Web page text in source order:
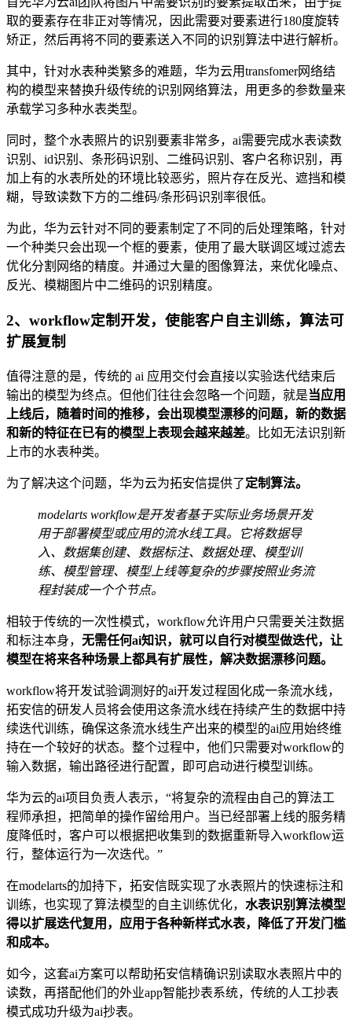
取的要素存在非正对等情况，因此需要对要素进行180度旋转
矫正，然后再将不同的要素送入不同的识别算法中进行解析。
其中，针对水表种类繁多的难题，华为云用transfomer网络结
构的模型来替换升级传统的识别网络算法，用更多的参数量来
承载学习多种水表类型。
同时，整个水表照片的识别要素非常多，ai需要完成水表读数
识别、id识别、条形码识别、二维码识别、客户名称识别，再
加上有的水表所处的环境比较恶劣，照片存在反光、遮挡和模
糊，导致读数下方的二维码/条形码识别率很低。
为此，华为云针对不同的要素制定了不同的后处理策略，针对
一个种类只会出现一个框的要素，使用了最大联调区域过滤去
优化分割网络的精度。并通过大量的图像算法，来优化噪点、
反光、模糊图片中二维码的识别精度。
2、workflow定制开发，使能客户自主训练，算法可
扩展复制
值得注意的是，传统的 ai 应用交付会直接以实验迭代结束后
输出的模型为终点。但他们往往会忽略一个问题，就是当应用
上线后，随着时间的推移，会出现模型漂移的问题，新的数据
和新的特征在已有的模型上表现会越来越差。比如无法识别新
上市的水表种类。
为了解决这个问题，华为云为拓安信提供了定制算法。
modelarts workflow是开发者基于实际业务场景开发
用于部署模型或应用的流水线工具。它将数据导
入、数据集创建、数据标注、数据处理、模型训
练、模型管理、模型上线等复杂的步骤按照业务流
程封装成一个个节点。
相较于传统的一次性模式，workflow允许用户只需要关注数据
和标注本身， 无需任何ai知识，就可以自行对模型做迭代，让
模型在将来各种场景上都具有扩展性，解决数据漂移问题。
workflow将开发试验调测好的ai开发过程固化成一条流水线，
拓安信的研发人员将会使用这条流水线在持续产生的数据中持
续迭代训练，确保这条流水线生产出来的模型的ai应用始终维
持在一个较好的状态。整个过程中，他们只需要对workflow的
输入数据，输出路径进行配置，即可启动进行模型训练。
华为云的ai项目负责人表示，“将复杂的流程由自己的算法工
程师承担，把简单的操作留给用户。当已经部署上线的服务精
度降低时，客户可以根据把收集到的数据重新导入workflow运
行，整体运行为一次迭代。”
在modelarts的加持下，拓安信既实现了水表照片的快速标注和
训练，也实现了算法模型的自主训练优化， 水表识别算法模型
得以扩展迭代复用，应用于各种新样式水表，降低了开发门槛
和成本。
如今，这套ai方案可以帮助拓安信精确识别读取水表照片中的
读数，再搭配他们的外业app智能抄表系统，传统的⼈⼯抄表
模式成功升级为ai抄表。